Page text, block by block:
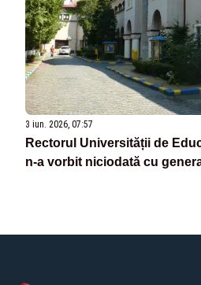
3 iun. 2026, 07:57
Rectorul Universității de
n-a vorbit niciodată cu